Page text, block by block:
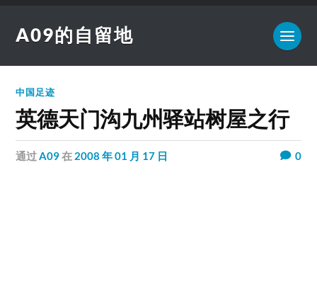
A09的自留地
中国足迹
英德天门沟九州驿站树屋之行
通过A09在 2008 年 01 月 17 日 0